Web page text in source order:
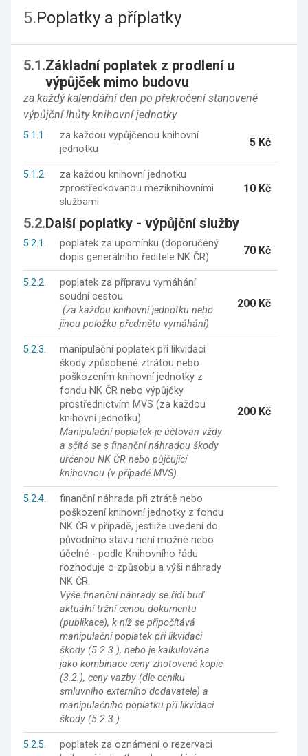
5.Poplatky a příplatky
5.1.Základní poplatek z prodlení u
výpůjček mimo budovu
za každý kalendářní den po překročení stanovené
výpůjční lhůty knihovní jednotky
5.1.1.
za každou vypůjčenou knihovní
jednotku
5 Kč
5.1.2.
za každou knihovní jednotku
zprostředkovanou meziknihovními
službami
10 Kč
5.2.Další poplatky - výpůjční služby
5.2.1.
poplatek za upomínku (doporučený
dopis generálního ředitele NK ČR)
70 Kč
5.2.2.
poplatek za přípravu vymáhání
soudní cestou
(za každou knihovní jednotku nebo
jinou položku předmětu vymáhání)
200 Kč
5.2.3.
manipulační poplatek při likvidaci
škody způsobené ztrátou nebo
poškozením knihovní jednotky z
fondu NK ČR nebo výpůjčky
prostřednictvím MVS (za každou
knihovní jednotku)
Manipulační poplatek je účtován vždy
a sčítá se s finanční náhradou škody
určenou NK ČR nebo půjčující
knihovnou (v případě MVS).
200 Kč
5.2.4.
finanční náhrada při ztrátě nebo
poškození knihovní jednotky z fondu
NK ČR v případě, jestliže uvedení do
původního stavu není možné nebo
účelné - podle Knihovního řádu
rozhoduje o způsobu a výši náhrady
NK ČR.
Výše finanční náhrady se řídí buď
aktuální tržní cenou dokumentu
(publikace), k níž se připočítává
manipulační poplatek při likvidaci
škody (5.2.3.), nebo je kalkulována
jako kombinace ceny zhotovené kopie
(3.2.), ceny vazby (dle ceníku
smluvního externího dodavatele) a
manipulačního poplatku při likvidaci
škody (5.2.3.).
5.2.5.
poplatek za oznámení o rezervaci